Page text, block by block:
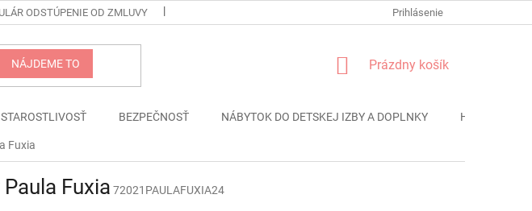
ODSTÚPENIE OD ZMLUVY PODMIENKY OCHRANY OSOBNÝCH
Prihlásenie
NÁJDEME TO
NÁKUPNÝ
Prázdny košík
BEZPEČNOSŤ NÁBYTOK DO DETSKEJ IZBY A DOPLNKY HRAČKY
Fuxia
Fuxia 72021PAULAFUXIA24